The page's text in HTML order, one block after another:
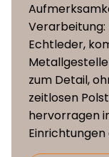
Lattenrost
(nicht
enthalten)
Verarbeitung:
Echtleder,
zum Detail,
zeitlosen
hervorragen
Einrichtungen